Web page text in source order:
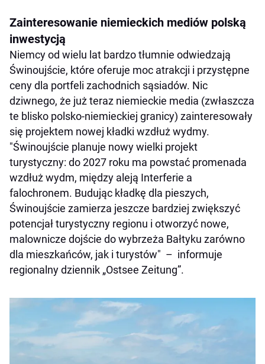
Zainteresowanie niemieckich mediów polską
inwestycją
Niemcy od wielu lat bardzo tłumnie odwiedzają
Świnoujście, które oferuje moc atrakcji i przystępne
ceny dla portfeli zachodnich sąsiadów. Nic
dziwnego, że już teraz niemieckie media (zwłaszcza
te blisko polsko-niemieckiej granicy) zainteresowały
się projektem nowej kładki wzdłuż wydmy.
"Świnoujście planuje nowy wielki projekt
turystyczny: do 2027 roku ma powstać promenada
wzdłuż wydm, między aleją Interferie a
falochronem. Budując kładkę dla pieszych,
Świnoujście zamierza jeszcze bardziej zwiększyć
potencjał turystyczny regionu i otworzyć nowe,
malownicze dojście do wybrzeża Bałtyku zarówno
dla mieszkańców, jak i turystów" – informuje
regionalny dziennik „Ostsee Zeitung”.